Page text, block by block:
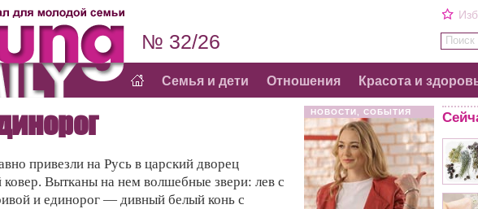
НОВОСТИ, СОБЫТИЯ
привезли на Русь в царский дворец
ковер. Вытканы на нем волшебные звери: лев с
и единорог — дивный белый конь с
№ 32/26 Поиск
Семья и дети Отношения Красота и